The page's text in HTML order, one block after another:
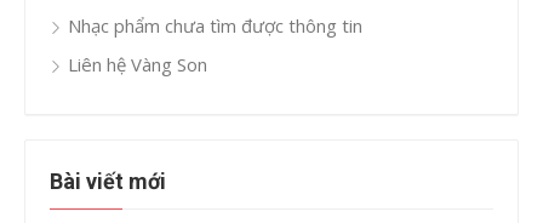
Nhạc phẩm chưa tìm được thông tin
Liên hệ Vàng Son
Bài viết mới